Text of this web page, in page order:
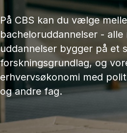
På CBS kan du vælge
bacheloruddannelser -
uddannelser bygger på
forskningsgrundlag, og
erhvervsøkonomi med
og andre fag.